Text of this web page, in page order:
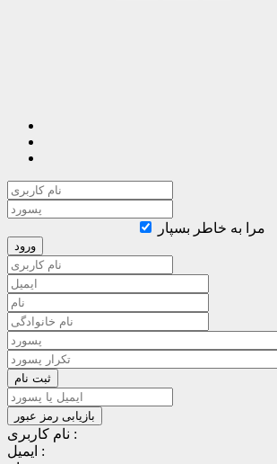
مرا به خاطر بسپار
نام کاربری :
ایمیل :